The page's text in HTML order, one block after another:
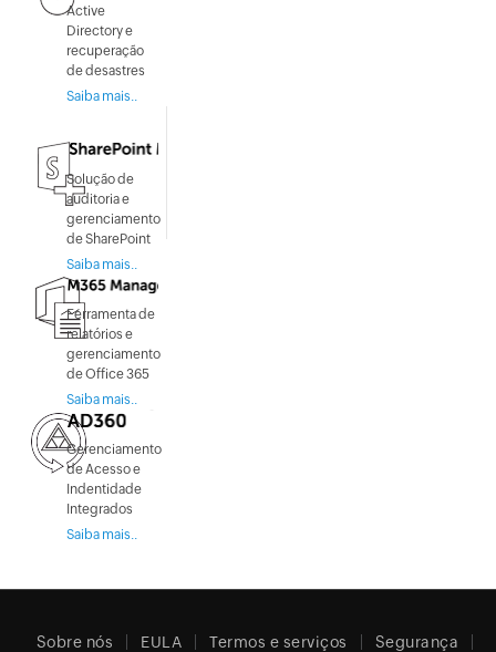
Active
Directory e
recuperação
de desastres
Saiba mais..
Solução de
auditoria e
gerenciamento
de SharePoint
Saiba mais..
Ferramenta de
relatórios e
gerenciamento
de Office 365
Saiba mais..
Gerenciamento
de Acesso e
Indentidade
Integrados
Saiba mais..
Sobre nós EULA Termos e serviços Segurança